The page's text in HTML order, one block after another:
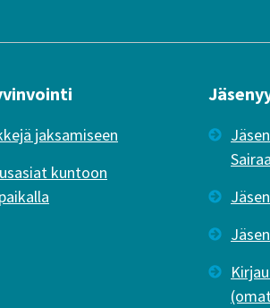
jaksamiseen
kuntoon